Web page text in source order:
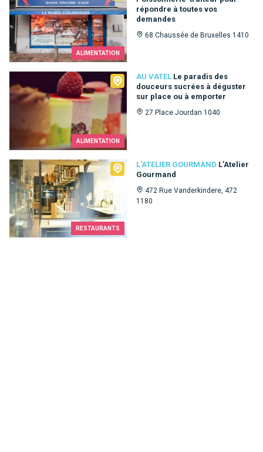
ALIMENTATION
répondre à toutes vos
demandes
68 Chaussée de Bruxelles 1410
ALIMENTATION
AU VATEL Le paradis des
douceurs sucrées à déguster
sur place ou à emporter
27 Place Jourdan 1040
RESTAURANTS
L'ATELIER GOURMAND L'Atelier
Gourmand
472 Rue Vanderkindere, 472
1180
L'Atelier Gourmand